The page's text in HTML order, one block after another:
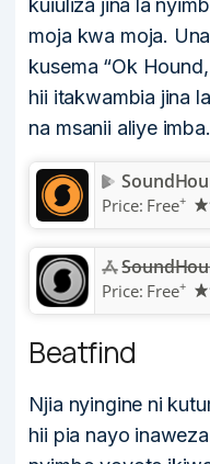
kuiuliza jina la
moja kwa moja.
kusema “Ok
hii itakwambia jina
na msanii aliye imba.
Price: Free+
Price: Free+
Beatfind
Njia nyingine ni
hii pia nayo